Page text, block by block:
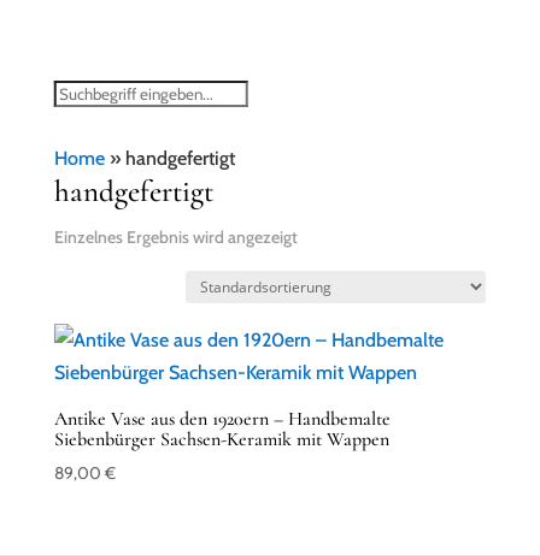
Home» handgefertigt
handgefertigt
Einzelnes Ergebnis wird angezeigt
Antike Vase aus den 1920ern – Handbemalte
Siebenbürger Sachsen-Keramik mit Wappen
89,00 €